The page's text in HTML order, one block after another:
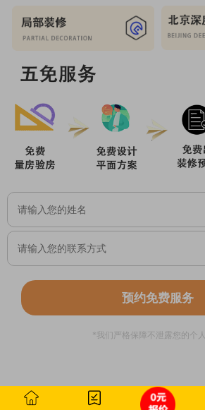
预约免费服务
*我们严格保障不泄露您的个